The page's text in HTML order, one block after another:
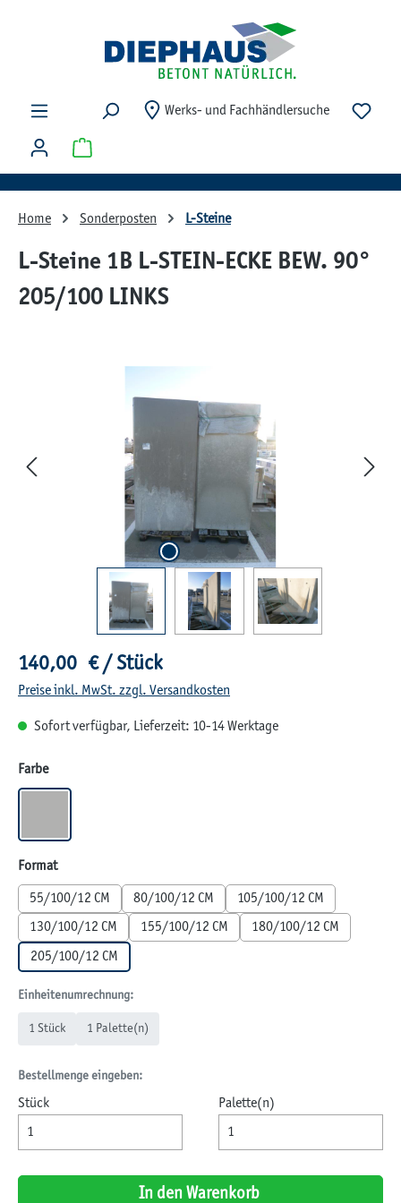
Werks- und Fachhändlersuche Du
Warenkorb enthält 0 Positionen. Der Gesamtwert
Home Sonderposten L-Steine
L-Steine 1B L-STEIN-ECKE BEW. 90°
205/100 LINKS
Regulärer Preis:
140,00 € / Stück
Preise inkl. MwSt. zzgl. Versandkosten
Sofort verfügbar, Lieferzeit: 10-14 Werktage
Farbeauswählen
Formatauswählen
55/100/12 CM 80/100/12 CM 105/100/12 CM
130/100/12 CM 155/100/12 CM 180/100/12 CM
205/100/12 CM
Einheitenumrechnung:
1 Stück 1 Palette(n)
Bestellmenge eingeben:
Stück Palette(n)
In den Warenkorb